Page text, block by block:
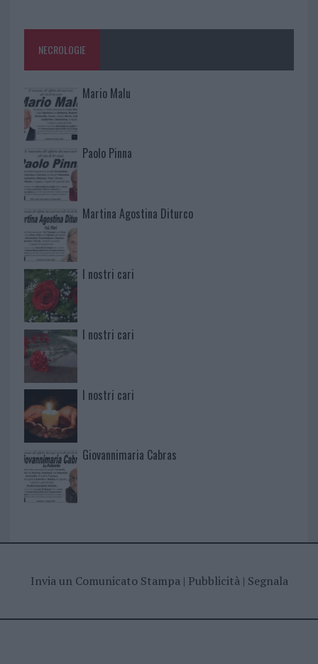
NECROLOGIE
Mario Malu
Paolo Pinna
Martina Agostina Diturco
I nostri cari
I nostri cari
I nostri cari
Giovannimaria Cabras
Invia un Comunicato Stampa| Pubblicità| Segnala